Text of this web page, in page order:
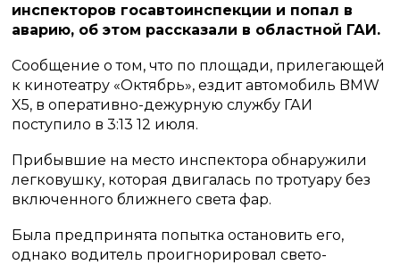
инспекторов госавтоинспекции и попал в
аварию, об этом рассказали в областной ГАИ.
Сообщение о том, что по площади, прилегающей
к кинотеатру «Октябрь», ездит автомобиль BMW
X5, в оперативно-дежурную службу ГАИ
поступило в 3:13 12 июля.
Прибывшие на место инспектора обнаружили
легковушку, которая двигалась по тротуару без
включенного ближнего света фар.
Была предпринята попытка остановить его,
однако водитель проигнорировал свето-